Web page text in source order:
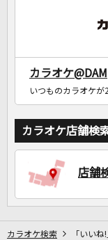
カラオケ@DAM
いつものカラオケが
カラオケ店舗検
店舗
カラオケ検索 「いいね